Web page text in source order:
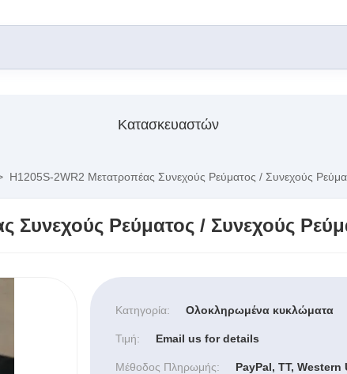
Κατασκευαστών
H1205S-2WR2 Μετατροπέας Συνεχούς Ρεύματος / Συνεχούς
Συνεχούς Ρεύματος / Συνεχούς
Κατηγορία: Ολοκληρωμένα κυκλώματα
Τιμή: Email us for details
Μέθοδος Πληρωμής: PayPal, TT, Western